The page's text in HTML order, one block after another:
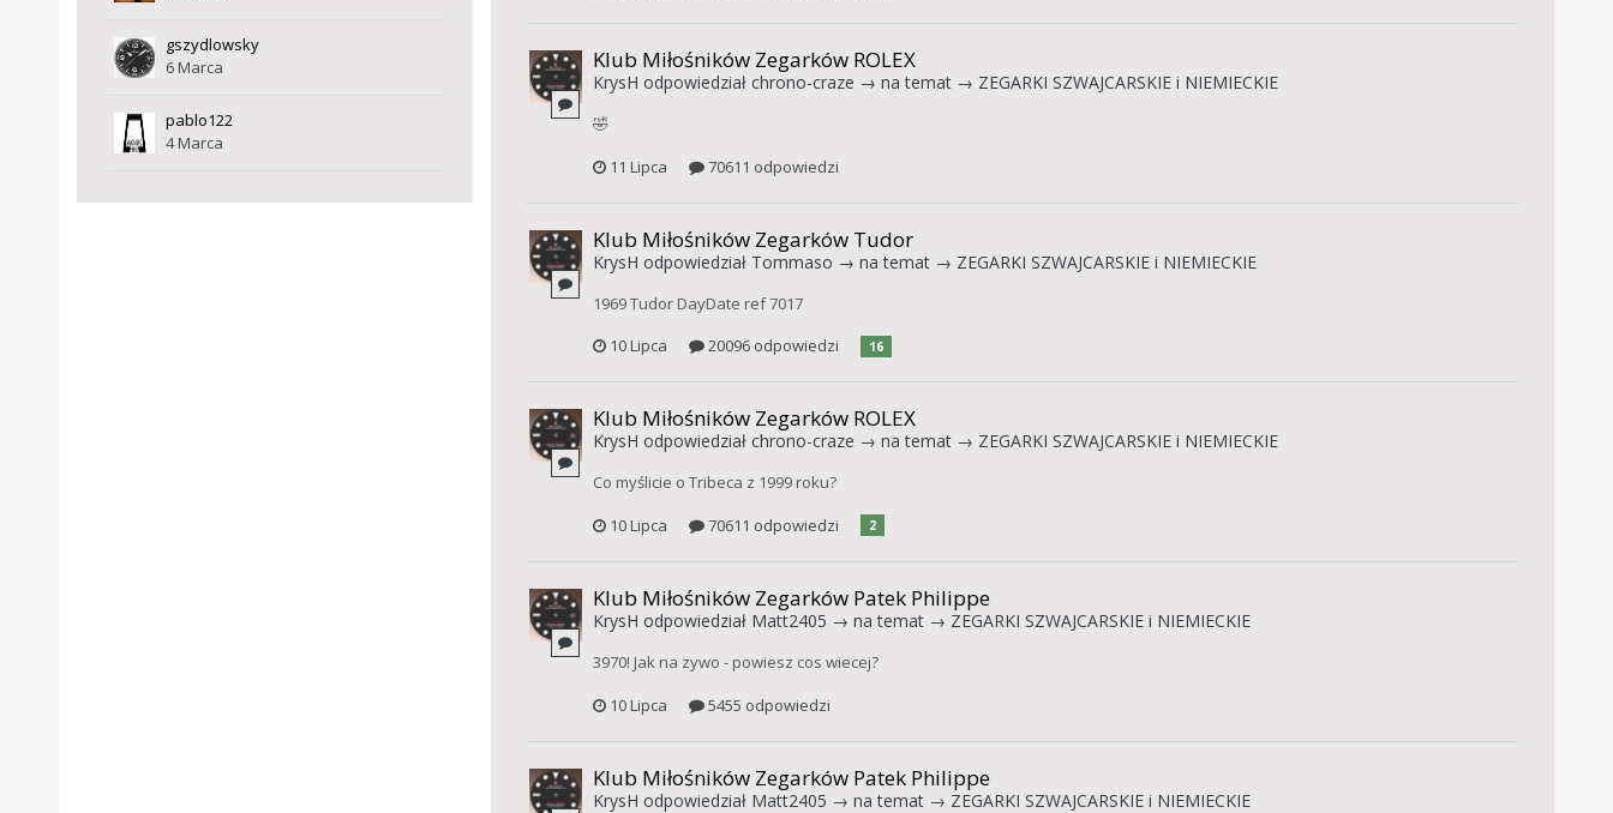
gszydlowsky
6 Marca
pablo122
4 Marca
Klub Miłośników Zegarków ROLEX
KrysH odpowiedział chrono-craze → na temat → ZEGARKI SZWAJCARSKIE i NIEMIECKIE
🤣
11 Lipca
70611 odpowiedzi
Klub Miłośników Zegarków Tudor
KrysH odpowiedział Tommaso → na temat → ZEGARKI SZWAJCARSKIE i NIEMIECKIE
1969 Tudor DayDate ref 7017
10 Lipca
20096 odpowiedzi 16
Klub Miłośników Zegarków ROLEX
KrysH odpowiedział chrono-craze → na temat → ZEGARKI SZWAJCARSKIE i NIEMIECKIE
Co myślicie o Tribeca z 1999 roku?
10 Lipca
70611 odpowiedzi 2
Klub Miłośników Zegarków Patek Philippe
KrysH odpowiedział Matt2405 → na temat → ZEGARKI SZWAJCARSKIE i NIEMIECKIE
3970! Jak na zywo - powiesz cos wiecej?
10 Lipca
5455 odpowiedzi
Klub Miłośników Zegarków Patek Philippe
KrysH odpowiedział Matt2405 → na temat → ZEGARKI SZWAJCARSKIE i NIEMIECKIE